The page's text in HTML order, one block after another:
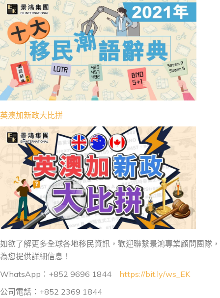
英澳加新政大比拼
如欲了解更多全球各地移民資訊，歡迎聯繫景鴻專業顧問團隊，
為您提供詳細信息！
WhatsApp：+852 9696 1844 https://bit.ly/ws_EK
公司電話：+852 2369 1844